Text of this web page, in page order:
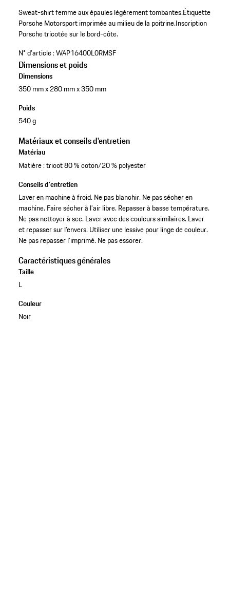
Sweat-shirt femme aux épaules légèrement tombantes.Étiquette
Porsche Motorsport imprimée au milieu de la poitrine.Inscription
Porsche tricotée sur le bord-côte.
N° d'article :WAP16400L0RMSF
Dimensions et poids
Dimensions
350 mm x 280 mm x 350 mm
Poids
540 g
Matériaux et conseils d'entretien
Matériau
Matière : tricot 80 % coton/20 % polyester
Conseils d'entretien
Laver en machine à froid. Ne pas blanchir. Ne pas sécher en
machine. Faire sécher à l’air libre. Repasser à basse température.
Ne pas nettoyer à sec. Laver avec des couleurs similaires. Laver
et repasser sur l’envers. Utiliser une lessive pour linge de couleur.
Ne pas repasser l’imprimé. Ne pas essorer.
Caractéristiques générales
Taille
L
Couleur
Noir